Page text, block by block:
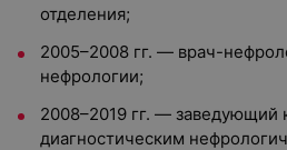
отделения;
2005–2008 гг. — врач-
нефрологии;
2008–2019 гг. — заведующий
диагностическим